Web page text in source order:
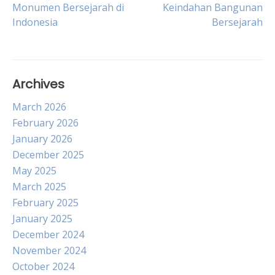
navigation
Monumen Bersejarah di
Indonesia
Keindahan Bangunan
Bersejarah
Archives
March 2026
February 2026
January 2026
December 2025
May 2025
March 2025
February 2025
January 2025
December 2024
November 2024
October 2024